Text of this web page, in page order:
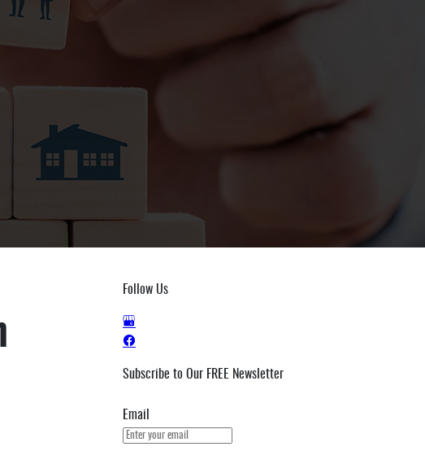
Follow Us
Subscribe to Our FREE Newsletter
Email